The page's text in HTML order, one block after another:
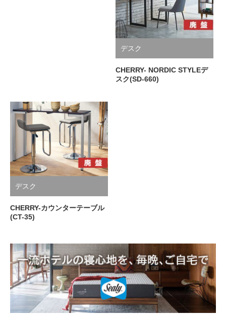
デスク
CHERRY- NORDIC STYLEデ
スク(SD-660)
デスク
CHERRY-カウンターテーブル
(CT-35)